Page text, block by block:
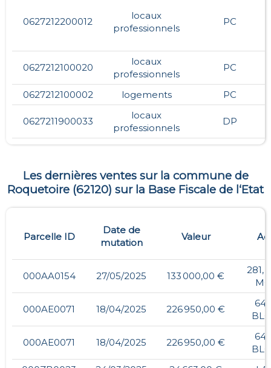
0627212200012
locaux
professionnels
PC
0627212100020
locaux
professionnels
PC
0627212100002 logements PC
0627211900033
locaux
professionnels
DP
Les dernières ventes sur la commune de
Roquetoire (62120) sur la Base Fiscale de l‘Etat
Parcelle ID
Date de
mutation
Valeur
000AA0154 27/05/2025 133 000,00 €
281,
000AE0071 18/04/2025 226 950,00 €
000AE0071 18/04/2025 226 950,00 €